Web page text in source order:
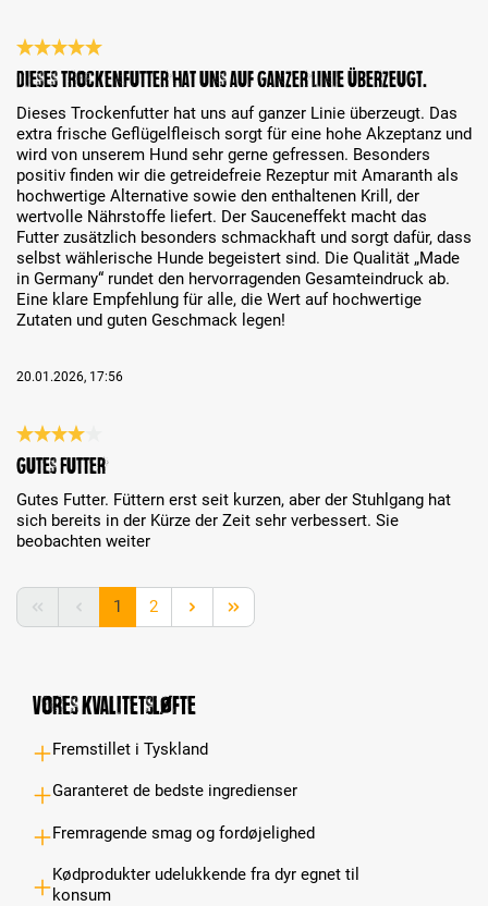
Review with rating of 5 out of 5 stars
Dieses Trockenfutter hat uns auf ganzer Linie überzeugt.
Dieses Trockenfutter hat uns auf ganzer Linie überzeugt. Das
extra frische Geflügelfleisch sorgt für eine hohe Akzeptanz und
wird von unserem Hund sehr gerne gefressen. Besonders
positiv finden wir die getreidefreie Rezeptur mit Amaranth als
hochwertige Alternative sowie den enthaltenen Krill, der
wertvolle Nährstoffe liefert. Der Sauceneffekt macht das
Futter zusätzlich besonders schmackhaft und sorgt dafür, dass
selbst wählerische Hunde begeistert sind. Die Qualität „Made
in Germany“ rundet den hervorragenden Gesamteindruck ab.
Eine klare Empfehlung für alle, die Wert auf hochwertige
Zutaten und guten Geschmack legen!
20.01.2026, 17:56
Review with rating of 4 out of 5 stars
Gutes Futter
Gutes Futter. Füttern erst seit kurzen, aber der Stuhlgang hat
sich bereits in der Kürze der Zeit sehr verbessert. Sie
beobachten weiter
Page
1 Page
2
Vores kvalitetsløfte
Fremstillet i Tyskland
Garanteret de bedste ingredienser
Fremragende smag og fordøjelighed
Kødprodukter udelukkende fra dyr egnet til
konsum